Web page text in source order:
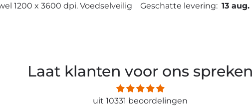
1200 x 3600 dpi. Voedselveilig
Geschatte levering: 13 aug.
Laat klanten voor ons spreken
uit 10331 beoordelingen